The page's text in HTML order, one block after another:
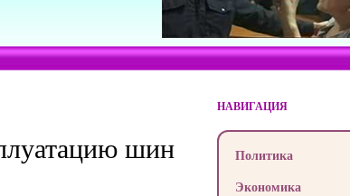
шин
НАВИГАЦИЯ
Политика
Экономика